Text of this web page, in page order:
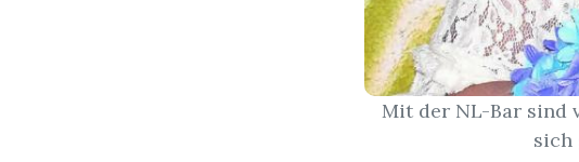
Mit der NL-Bar sind
sich